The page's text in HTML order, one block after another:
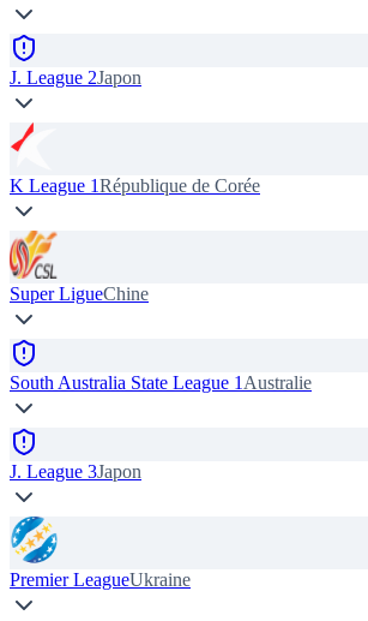
J. League 2Japon
K League 1République de Corée
Super LigueChine
South Australia State League 1 Australie
J. League 3Japon
Premier LeagueUkraine